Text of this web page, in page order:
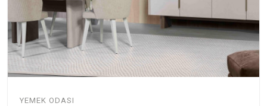
YEMEK ODASI